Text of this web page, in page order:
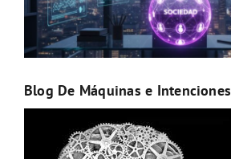
Blog De Máquinas e Intenciones